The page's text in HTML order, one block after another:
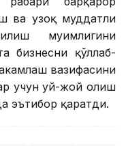
ва узоқ муддатли
муҳимлигини
бизнесни қўллаб-
вазифасини
учун уй-жой олиш
эътибор қаратди.